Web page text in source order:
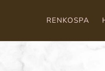
RENKOSPA